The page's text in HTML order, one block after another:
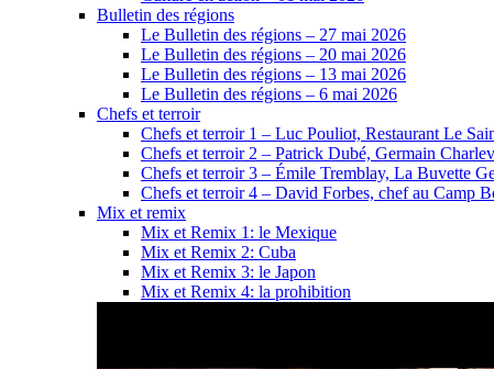
Bulletin des régions
Le Bulletin des régions – 27 mai 2026
Le Bulletin des régions – 20 mai 2026
Le Bulletin des régions – 13 mai 2026
Le Bulletin des régions – 6 mai 2026
Chefs et terroir
Chefs et terroir 1 – Luc Pouliot, Restaurant Le
Chefs et terroir 2 – Patrick Dubé, Germain
Chefs et terroir 3 – Émile Tremblay, La Buvette
Chefs et terroir 4 – David Forbes, chef au Camp
Mix et remix
Mix et Remix 1: le Mexique
Mix et Remix 2: Cuba
Mix et Remix 3: le Japon
Mix et Remix 4: la prohibition